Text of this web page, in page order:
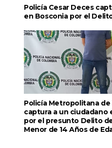
Policía Cesar Deces
en Bosconia por el
Policía Metropolitana de
captura a un ciudadano
por el presunto Delito
Menor de 14 Años de